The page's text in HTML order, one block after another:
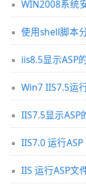
使用shell脚本
Win7 IIS7.5运
IIS7.0 运行
IIS 运行ASP文